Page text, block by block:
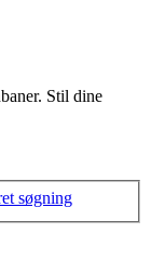
Stil dine
søgning